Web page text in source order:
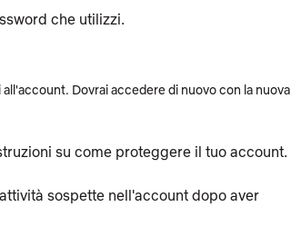
che utilizzi.
Dovrai accedere di nuovo con la nuova
su come proteggere il tuo account.
sospette nell'account dopo aver